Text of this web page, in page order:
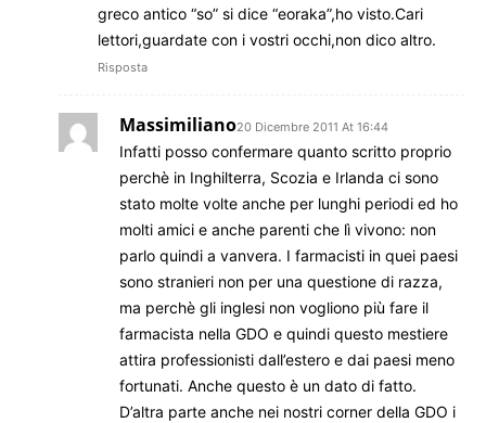
greco antico “so” si dice “eoraka”,ho visto.Cari
lettori,guardate con i vostri occhi,non dico altro.
Risposta
Massimiliano20 Dicembre 2011 At 16:44
Infatti posso confermare quanto scritto proprio
perchè in Inghilterra, Scozia e Irlanda ci sono
stato molte volte anche per lunghi periodi ed ho
molti amici e anche parenti che lì vivono: non
parlo quindi a vanvera. I farmacisti in quei paesi
sono stranieri non per una questione di razza,
ma perchè gli inglesi non vogliono più fare il
farmacista nella GDO e quindi questo mestiere
attira professionisti dall’estero e dai paesi meno
fortunati. Anche questo è un dato di fatto.
D’altra parte anche nei nostri corner della GDO i